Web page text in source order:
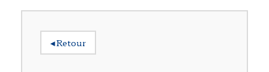
◂Retour